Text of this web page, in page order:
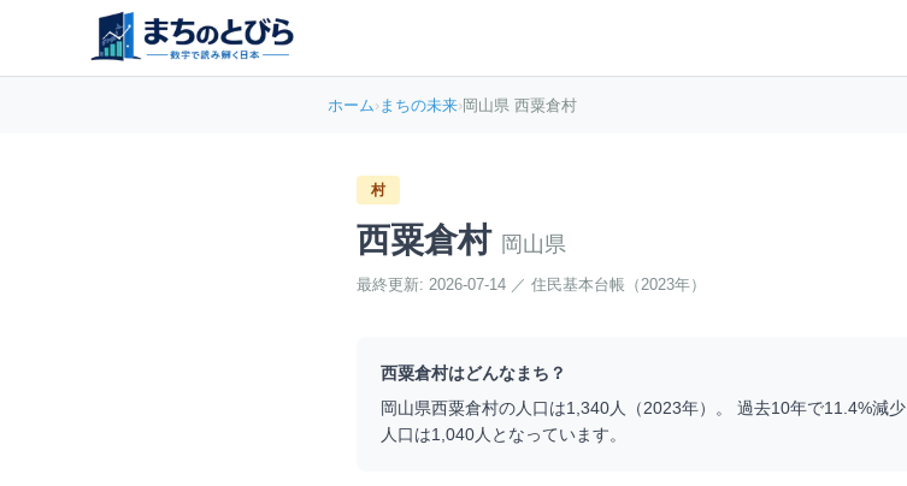
ホーム›まちの未来›岡山県 西粟倉村
村
西粟倉村 岡山県
最終更新: 2026-07-14 ／ 住民基本台帳（2023年）
西粟倉村はどんなまち？
岡山県西粟倉村の人口は1,340人（2023年）。 過去10年で11.4%減少
人口は1,040人となっています。